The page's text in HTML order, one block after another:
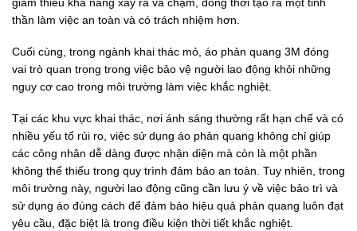
thần làm việc an toàn và có trách nhiệm hơn.
Cuối cùng, trong ngành khai thác mỏ, áo phản quang 3M đóng
vai trò quan trọng trong việc bảo vệ người lao động khỏi những
nguy cơ cao trong môi trường làm việc khắc nghiệt.
Tại các khu vực khai thác, nơi ánh sáng thường rất hạn chế và có
nhiều yếu tố rủi ro, việc sử dụng áo phản quang không chỉ giúp
các công nhân dễ dàng được nhận diện mà còn là một phần
không thể thiếu trong quy trình đảm bảo an toàn. Tuy nhiên, trong
môi trường này, người lao động cũng cần lưu ý về việc bảo trì và
sử dụng áo đúng cách để đảm bảo hiệu quả phản quang luôn đạt
yêu cầu, đặc biệt là trong điều kiện thời tiết khắc nghiệt.